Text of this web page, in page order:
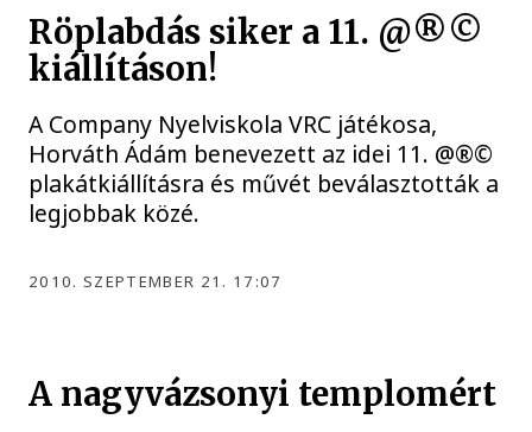
Röplabdás siker a 11. @®©
kiállításon!
A Company Nyelviskola VRC játékosa,
Horváth Ádám benevezett az idei 11. @®©
plakátkiállításra és művét beválasztották a
legjobbak közé.
2010. SZEPTEMBER 21. 17:07
A nagyvázsonyi templomért